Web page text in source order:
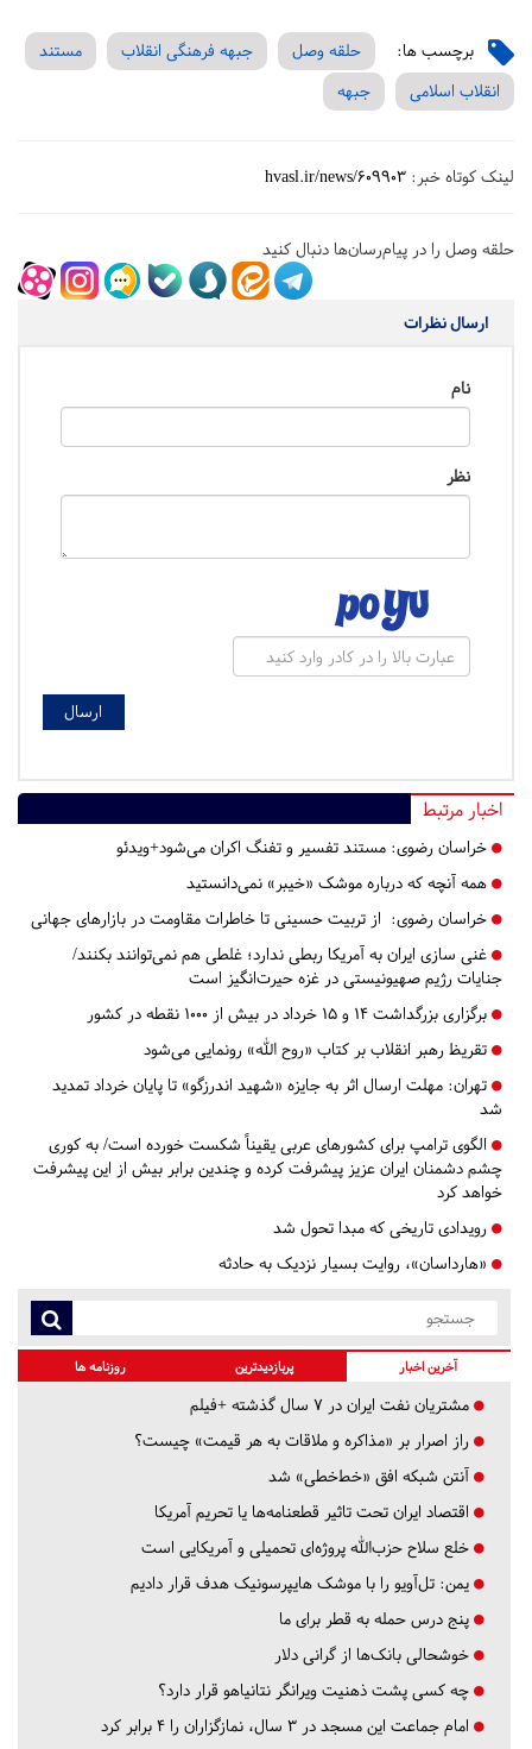
برچسب ها: حلقه وصل جبهه فرهنگی انقلاب
مستند
انقلاب اسلامی
جبهه
لینک کوتاه خبر: hvasl.ir/news/609903
حلقه وصل را در پیام‌رسان‌ها دنبال کنید
ارسال نظرات
نام
نظر
اخبار مرتبط
خراسان رضوی: مستند تفسیر و تفنگ اکران می‌شود+ویدئو
همه آنچه که درباره موشک «خیبر» نمی‌دانستید
خراسان رضوی: از تربیت حسینی تا خاطرات مقاومت در بازارهای جهانی
غنی سازی ایران به آمریکا ربطی ندارد؛ غلطی هم‌ نمی‌توانند بکنند/
جنایات رژیم صهیونیستی در غزه حیرت‌انگیز است
برگزاری بزرگداشت ۱۴ و ۱۵ خرداد در بیش از ۱۰۰۰ نقطه در کشور
تقریظ رهبر انقلاب بر کتاب «روح الله» رونمایی می‌شود
تهران: مهلت ارسال اثر به جایزه «شهید اندرزگو» تا پایان خرداد تمدید
شد
الگوی ترامپ برای کشورهای عربی یقیناً شکست‌ خورده است/ به کوری
چشم دشمنان ایران عزیز پیشرفت کرده و چندین برابر بیش از این پیشرفت
خواهد کرد
رویدادی تاریخی که مبدا تحول‌ شد
«هارداسان»، روایت بسیار نزدیک به حادثه
آخرین اخبار پربازدیدترین روزنامه ها
مشتریان نفت ایران در ۷ سال گذشته +فیلم
راز اصرار بر «مذاکره و ملاقات به هر قیمت» چیست؟
آنتن شبکه افق «خط‌خطی» شد
اقتصاد ایران تحت تاثیر قطعنامه‌ها یا تحریم‌ آمریکا
خلع سلاح حزب‌الله پروژه‌ای تحمیلی و آمریکایی است
یمن: تل‌آویو را با موشک هایپرسونیک هدف قرار دادیم
پنج درس‌ حمله به قطر برای ما
خوشحالی بانک‌ها از گرانی دلار
چه کسی پشت ذهنیت ویرانگر نتانیاهو قرار دارد؟
امام جماعت این مسجد در ۳ سال، نمازگزاران را ۴ برابر کرد